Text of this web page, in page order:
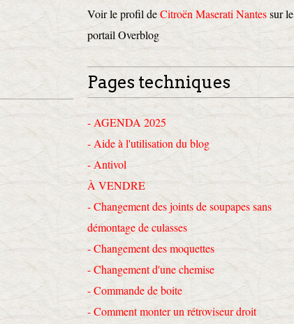
Voir le profil deCitroën Maserati Nantessur le
portail Overblog
Pages techniques
- AGENDA 2025
- Aide à l'utilisation du blog
- Antivol
À VENDRE
- Changement des joints de soupapes sans
démontage de culasses
- Changement des moquettes
- Changement d'une chemise
- Commande de boite
- Comment monter un rétroviseur droit